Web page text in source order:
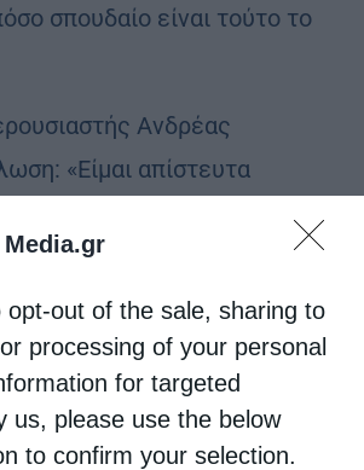
Media.gr
opt-out of the sale, sharing to
processing of your personal
for targeted
us, please use the below
to confirm your selection.
σπουδαίο είναι τούτο το
Ανδρέας
«Είμαι απίστευτα
Αρχιεπίσκοπο Ελπιδοφόρο και
του Μπρούκλιν και να
δικαιοσύνη για
δεν είναι πλέον εδώ για
μόνοι τους».